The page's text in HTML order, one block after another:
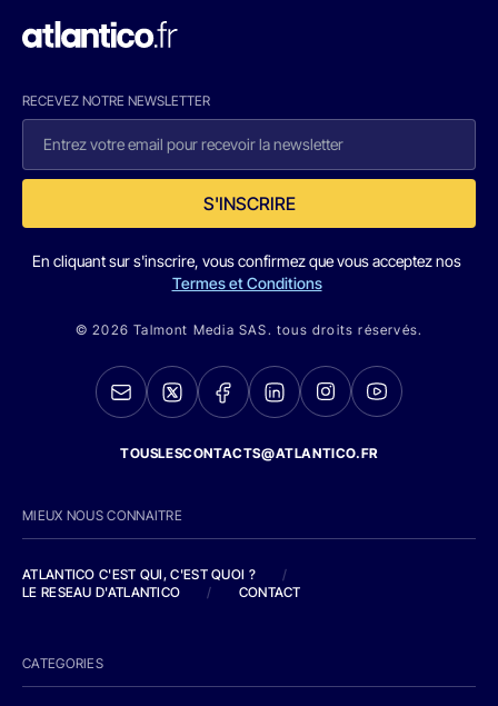
RECEVEZ NOTRE NEWSLETTER
S'INSCRIRE
En cliquant sur s'inscrire, vous confirmez que vous acceptez nos
Termes et Conditions
© 2026 Talmont Media SAS. tous droits réservés.
TOUSLESCONTACTS@ATLANTICO.FR
MIEUX NOUS CONNAITRE
ATLANTICO C'EST QUI, C'EST QUOI ?
/
LE RESEAU D'ATLANTICO
/ CONTACT
CATEGORIES